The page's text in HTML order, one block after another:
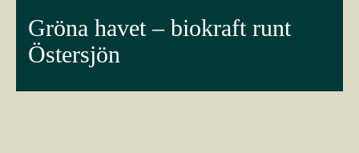
Gröna havet – biokraft runt
Östersjön